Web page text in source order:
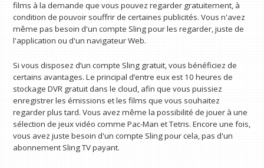
films à la demande que vous pouvez regarder gratuitement, à
condition de pouvoir souffrir de certaines publicités. Vous n'avez
même pas besoin d'un compte Sling pour les regarder, juste de
l'application ou d'un navigateur Web.
Si vous disposez d’un compte Sling gratuit, vous bénéficiez de
certains avantages. Le principal d’entre eux est 10 heures de
stockage DVR gratuit dans le cloud, afin que vous puissiez
enregistrer les émissions et les films que vous souhaitez
regarder plus tard. Vous avez même la possibilité de jouer à une
sélection de jeux vidéo comme Pac-Man et Tetris. Encore une fois,
vous avez juste besoin d'un compte Sling pour cela, pas d'un
abonnement Sling TV payant.